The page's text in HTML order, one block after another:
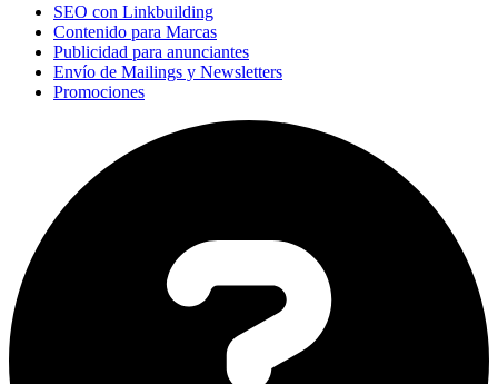
SEO con Linkbuilding
Contenido para Marcas
Publicidad para anunciantes
Envío de Mailings y Newsletters
Promociones